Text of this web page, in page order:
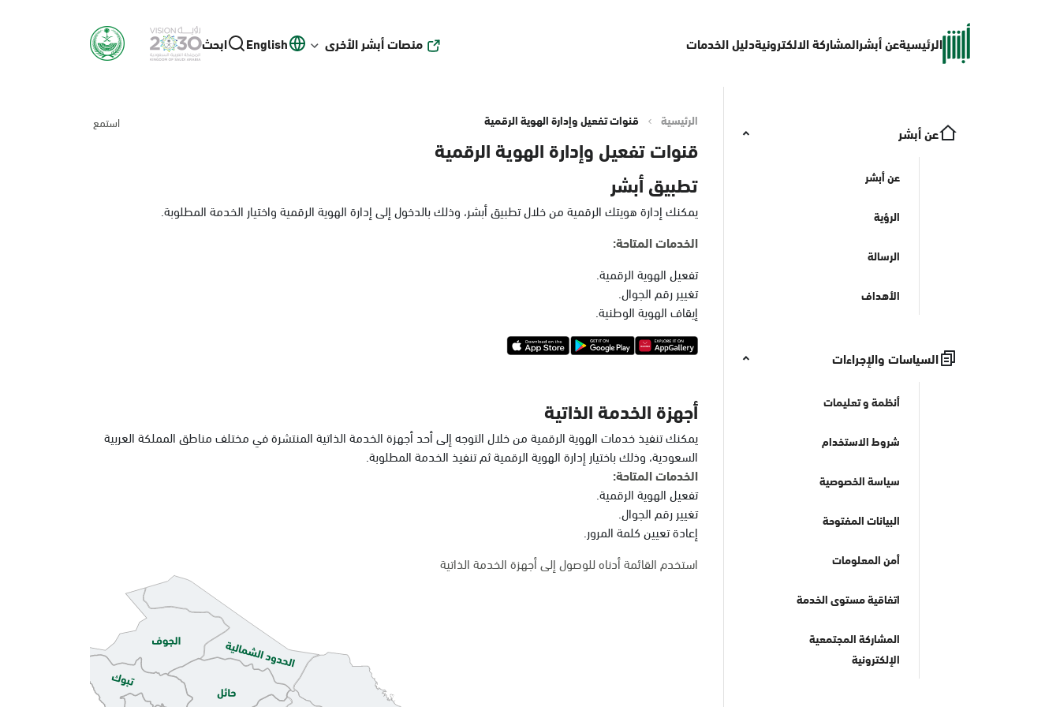
الرئيسيةعن أبشرالمشاركة الالكترونيةدليل الخدمات منصات أبشر الأخرى English ابحث
عن أبشر
عن أبشر
الرؤية
الرسالة
الأهداف
السياسات والإجراءات
أنظمة و تعليمات
شروط الاستخدام
سياسة الخصوصية
البيانات المفتوحة
أمن المعلومات
اتفاقية مستوى الخدمة
المشاركة المجتمعية
الإلكترونية
الرئيسية قنوات تفعيل وإدارة الهوية الرقمية استمع
قنوات تفعيل وإدارة الهوية الرقمية
تطبيق أبشر
يمكنك إدارة هويتك الرقمية من خلال تطبيق أبشر، وذلك بالدخول إلى إدارة الهوية الرقمية واختيار الخدمة المطلوبة.
الخدمات المتاحة:
تفعيل الهوية الرقمية.
تغيير رقم الجوال.
إيقاف الهوية الوطنية.
أجهزة الخدمة الذاتية
يمكنك تنفيذ خدمات الهوية الرقمية من خلال التوجه إلى أحد أجهزة الخدمة الذاتية المنتشرة في مختلف مناطق المملكة العربية
السعودية، وذلك باختيار إدارة الهوية الرقمية ثم تنفيذ الخدمة المطلوبة.
الخدمات المتاحة:
تفعيل الهوية الرقمية.
تغيير رقم الجوال.
إعادة تعيين كلمة المرور.
استخدم القائمة أدناه للوصول إلى أجهزة الخدمة الذاتية